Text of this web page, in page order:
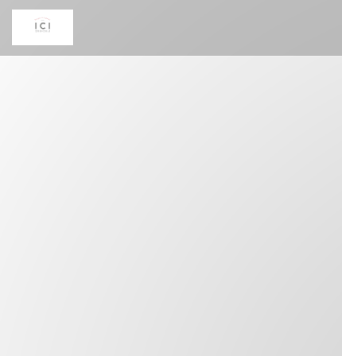
Painel de Gerenciamento de Cookies